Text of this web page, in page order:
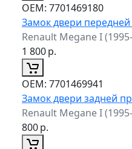
ОЕМ: 7701469180
Замок двери
Renault Megane I
1 800р.
ОЕМ: 7701469941
Замок двери задней
Renault Megane I
800р.